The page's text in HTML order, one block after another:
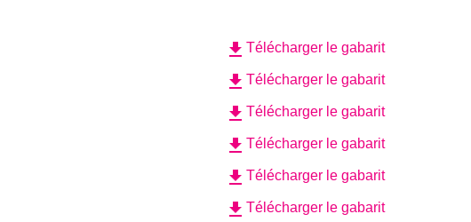
file_download Télécharger le gabarit
file_download Télécharger le gabarit
file_download Télécharger le gabarit
file_download Télécharger le gabarit
file_download Télécharger le gabarit
file_download Télécharger le gabarit